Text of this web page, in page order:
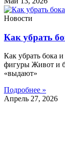
Новости
Как убрать
Как убрать бока
фигуры Живот и
«выдают»
Подробнее »
Апрель 27, 2026